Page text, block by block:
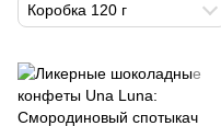
Коробка 120 г